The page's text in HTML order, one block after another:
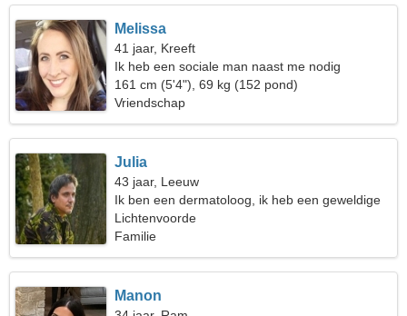
Melissa
41 jaar, Kreeft
Ik heb een sociale man naast me nodig
161 cm (5'4"), 69 kg (152 pond)
Vriendschap
Julia
43 jaar, Leeuw
Ik ben een dermatoloog, ik heb een geweldige
vrouw nodig
Lichtenvoorde
Familie
Manon